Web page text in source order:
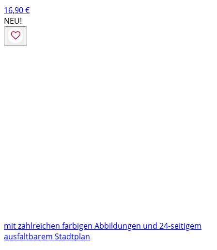
16,90€
NEU!
mit zahlreichen farbigen Abbildungen und 24-seitigem
ausfaltbarem Stadtplan